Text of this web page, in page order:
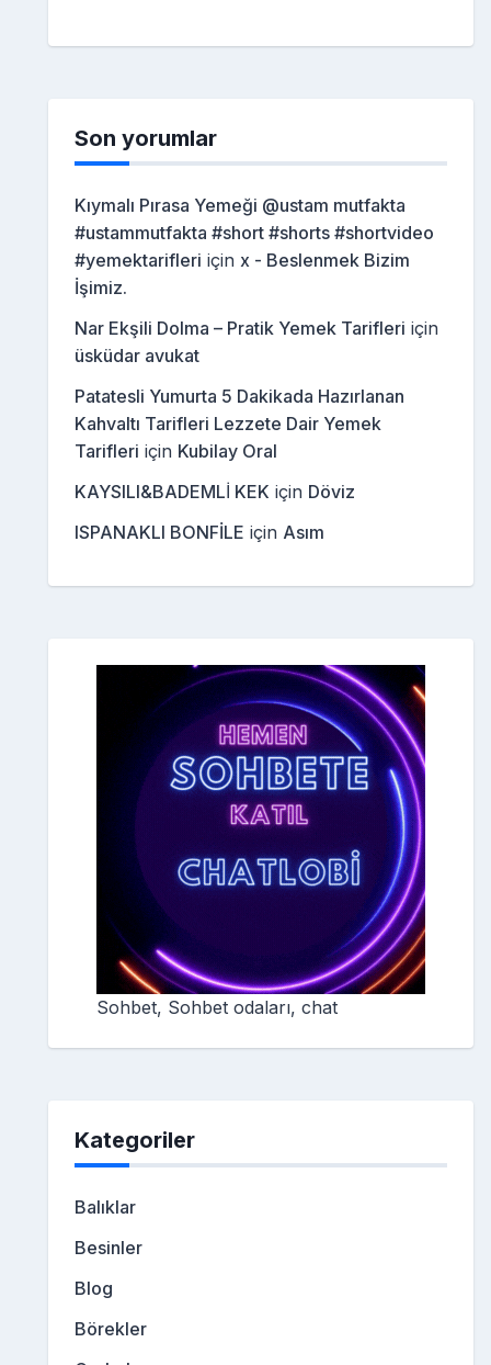
Son yorumlar
Kıymalı Pırasa Yemeği @ustam mutfakta
#ustammutfakta #short #shorts #shortvideo
#yemektarifleri için x - Beslenmek Bizim
İşimiz.
Nar Ekşili Dolma – Pratik Yemek Tarifleri için
üsküdar avukat
Patatesli Yumurta 5 Dakikada Hazırlanan
Kahvaltı Tarifleri Lezzete Dair Yemek
Tarifleri için Kubilay Oral
KAYSILI&BADEMLİ KEK için Döviz
ISPANAKLI BONFİLE için Asım
Sohbet, Sohbet odaları, chat
Kategoriler
Balıklar
Besinler
Blog
Börekler